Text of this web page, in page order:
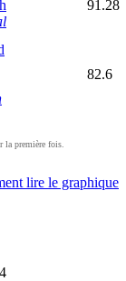
91.28
82.6
la première fois.
lire le graphique
4